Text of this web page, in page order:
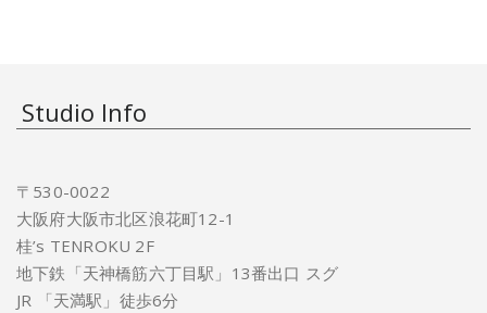
Studio Info
〒530-0022
大阪府大阪市北区浪花町12-1
桂’s TENROKU 2F
地下鉄「天神橋筋六丁目駅」13番出口 スグ
JR 「天満駅」徒歩6分